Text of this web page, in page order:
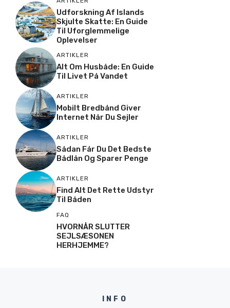
Udforskning Af Islands
Skjulte Skatte: En Guide
Til Uforglemmelige
Oplevelser
ARTIKLER
Alt Om Husbåde: En Guide
Til Livet På Vandet
ARTIKLER
Mobilt Bredbånd Giver
Internet Når Du Sejler
ARTIKLER
Sådan Får Du Det Bedste
Bådlån Og Sparer Penge
ARTIKLER
Find Alt Det Rette Udstyr
Til Båden
FAQ
HVORNÅR SLUTTER
SEJLSÆSONEN
HERHJEMME?
INFO